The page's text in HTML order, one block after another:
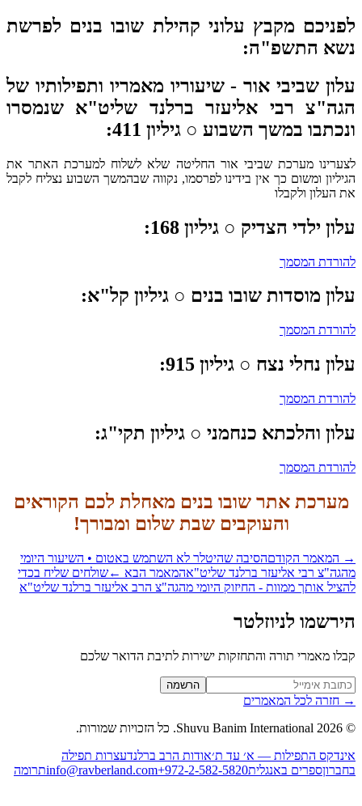
מקבץ עלוני קהילת שובו בנים לפרשת
התשפ"ה:
שביבי אור -שיעוריו מאמריו ותפילותיו של
רבי אליעזר ברלנד שליט"א שנמסרו
במשך השבוע ○ גיליון 411:
מערכת שביבי אור החליטה שלא לשלוח למערכת האתר את
ומשום כך אין בידינו לפרסמו, נקווה שבהמשך השבוע נצליח לקבל
העלון ולקבלו
ילדי הצדיק○ גיליון 168:
המסמך
מוסדות שובו בנים○ גיליון קל"א:
המסמך
נחלי נצח○ גיליון 915:
המסמך
והלכתא כנחמני○ גיליון תקי"ג:
המסמך
אתר שובו בנים מאחלת לכם הקוראים
והעוקביםשבת שלום ומבורך!
המאמר הקודםהסיבה שהיטלר לא השתמש באטום • השיעור היומי
רבי אליעזר ברלנד שליט"אהמאמר הבא ← שולחים שליח בכדי
אותך ממוות - החיזוק היומי מהגה"צ הרב אליעזר ברלנד שליט"א
לניוזלטר
מאמרי תורה והתחזקות ישירות לתיבת הדואר שלכם
Website (leave הרשמה
חזרה לכל המאמרים
2026
Shuvu Banim International.
כל הזכויות שמורות.
התפילות — א׳ עד ת׳אודות הרב ברלנדעצרות תפילה
ספרים באנגלית info@ravberland.com+972-2-582-5820 תרומה